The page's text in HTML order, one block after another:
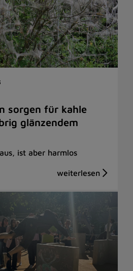
sorgen für kahle
glänzendem
ist aber harmlos